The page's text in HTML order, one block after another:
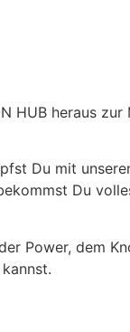
HUB heraus
Du mit
Du
Power, dem